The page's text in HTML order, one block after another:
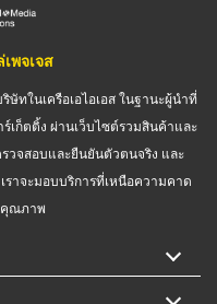
พจเจส
ทในเครือเอไอเอส ในฐานะผู้นำที่
ก็ตติ้ง ผ่านเว็บไซต์รวมสินค้าและ
วจสอบและยืนยันตัวตนจริง และ
าจะมอบบริการที่เหนือความคาด
ณภาพ